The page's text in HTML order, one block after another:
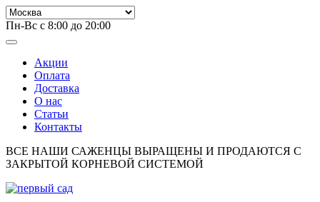
Пн-Вс с 8:00 до 20:00
Акции
Оплата
Доставка
О нас
Статьи
Контакты
ВСЕ НАШИ САЖЕНЦЫ ВЫРАЩЕНЫ И ПРОДАЮТСЯ С
ЗАКРЫТОЙ КОРНЕВОЙ СИСТЕМОЙ